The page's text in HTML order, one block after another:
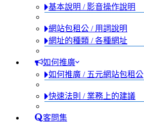
基本說明 / 影音操作說明
網站包租公 / 用詞說明
網址的種類 / 各種網址
如何推廣
如何推廣 / 五元網站包租公
快速法則 / 業務上的建議
客問集